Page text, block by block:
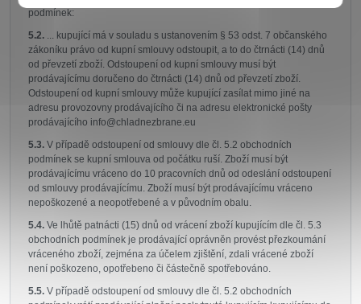
podmínek:
5.2. ... kupující má v souladu s ustanovením § 53 odst. 7 občanského
zákoníku právo od kupní smlouvy odstoupit, a to do čtrnácti (14) dnů
od převzetí zboží. Odstoupení od kupní smlouvy musí být
prodávajícímu doručeno do čtrnácti (14) dnů od převzetí zboží.
Odstoupení od kupní smlouvy může kupující zasílat mimo jiné na
adresu provozovny prodávajícího či na adresu elektronické pošty
prodávajícího info@chladnezbrane.eu
5.3. V případě odstoupení od smlouvy dle čl. 5.2 obchodních
podmínek se kupní smlouva od počátku ruší. Zboží musí být
prodávajícímu vráceno do 10 pracovních dnů od odeslání odstoupení
od smlouvy prodávajícímu. Zboží musí být prodávajícímu vráceno
nepoškozené a neopotřebené a v původním obalu.
5.4. Ve lhůtě patnácti (15) dnů od vrácení zboží kupujícím dle čl. 5.3
obchodních podmínek je prodávající oprávněn provést přezkoumání
vráceného zboží, zejména za účelem zjištění, zdali vrácené zboží
není poškozeno, opotřebeno či částečně spotřebováno.
5.5. V případě odstoupení od smlouvy dle čl. 5.2 obchodních